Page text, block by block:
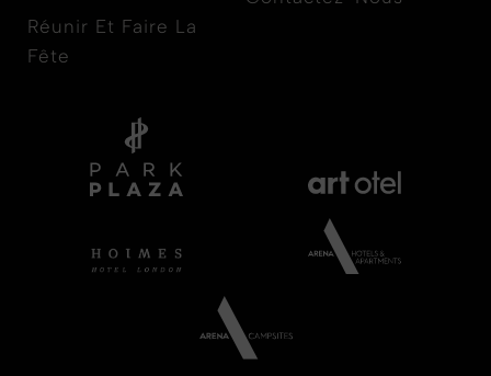
Réunir Et Faire La
Fête